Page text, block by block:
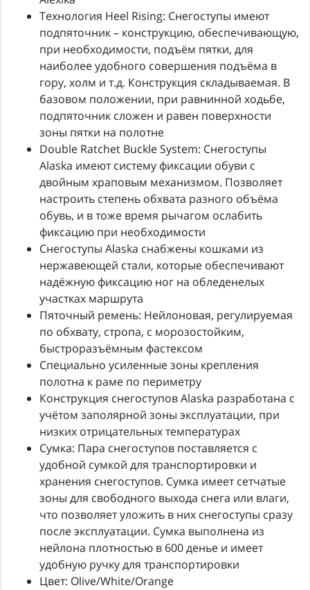
Технология Heel Rising: Снегоступы имеют
подпяточник – конструкцию, обеспечивающую,
при необходимости, подъём пятки, для
наиболее удобного совершения подъёма в
гору, холм и т.д. Конструкция складываемая. В
базовом положении, при равнинной ходьбе,
подпяточник сложен и равен поверхности
зоны пятки на полотне
Double Ratchet Buckle System: Снегоступы
Alaska имеют систему фиксации обуви с
двойным храповым механизмом. Позволяет
настроить степень обхвата разного объёма
обувь, и в тоже время рычагом ослабить
фиксацию при необходимости
Снегоступы Alaska снабжены кошками из
нержавеющей стали, которые обеспечивают
надёжную фиксацию ног на обледенелых
участках маршрута
Пяточный ремень: Нейлоновая, регулируемая
по обхвату, стропа, с морозостойким,
быстроразъёмным фастексом
Специально усиленные зоны крепления
полотна к раме по периметру
Конструкция снегоступов Alaska разработана с
учётом заполярной зоны эксплуатации, при
низких отрицательных температурах
Сумка: Пара снегоступов поставляется с
удобной сумкой для транспортировки и
хранения снегоступов. Сумка имеет сетчатые
зоны для свободного выхода снега или влаги,
что позволяет уложить в них снегоступы сразу
после эксплуатации. Сумка выполнена из
нейлона плотностью в 600 денье и имеет
удобную ручку для транспортировки
Цвет: Olive/White/Orange